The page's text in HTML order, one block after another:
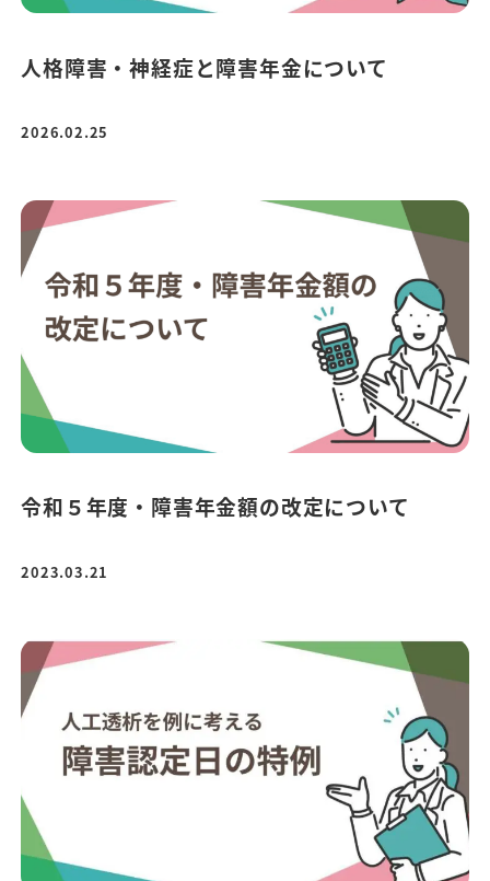
人格障害・神経症と障害年金について
2026.02.25
令和５年度・障害年金額の改定について
2023.03.21